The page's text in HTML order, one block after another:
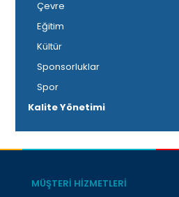
Çevre
Eğitim
Kültür
Sponsorluklar
Spor
Kalite Yönetimi
MÜŞTERİ HİZMETLERİ